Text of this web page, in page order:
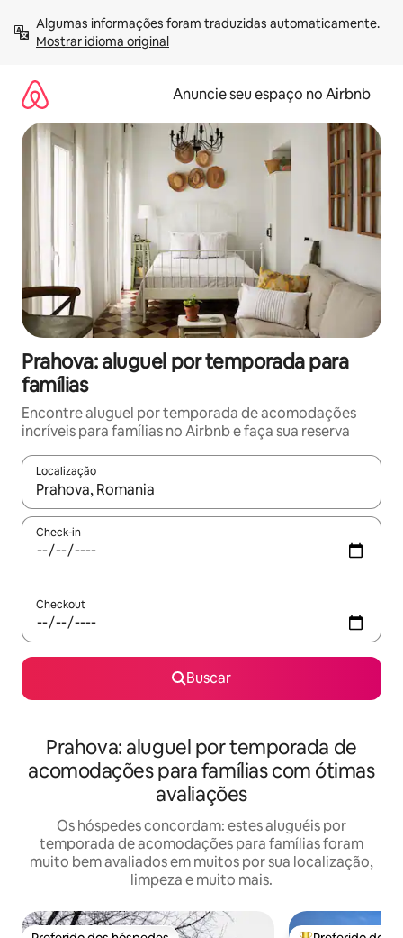
para
Mostrar idioma original
Anuncie seu espaço no Airbnb
Prahova: aluguel por temporada para
famílias
Encontre aluguel por temporada de acomodações
incríveis para famílias no Airbnb e faça sua reserva
Localização
Quando os resultados estiverem disponíveis, explore-os
Check-in
Checkout
Buscar
Prahova: aluguel por temporada de
acomodações para famílias com ótimas
avaliações
Os hóspedes concordam: estes aluguéis por
temporada de acomodações para famílias foram
muito bem avaliados em muitos por sua localização,
limpeza e muito mais.